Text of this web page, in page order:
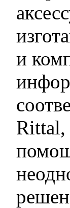
и
Rittal,